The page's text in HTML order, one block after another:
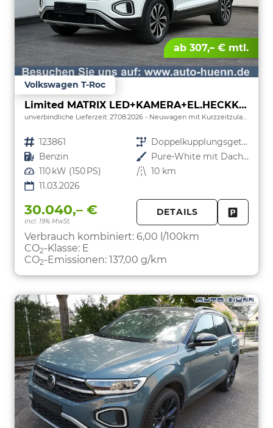
ab 307,– € mtl.
Volkswagen T-Roc
Limited MATRIX LED+KAMERA+EL.HECKKL.+PDC+SHZ
unverbindliche Lieferzeit: 27.08.2026 Neuwagen mit Kurzzeitzulassung
Fahrzeugnr. 123861 Getriebe
Doppelkupplungsgetriebe (DSG)
Kraftstoff Benzin Außenfarbe
Pure-White mit Dachfarbe in Deep Black Perleffekt
Leistung 110 kW (150 PS) Kilometerstand 10 km
11.03.2026
30.040,– €
incl. 19% MwSt.
DETAILS
Verbrauch kombiniert: 6,00 l/100km
CO2-Klasse: E
CO2-Emissionen: 137,00 g/km